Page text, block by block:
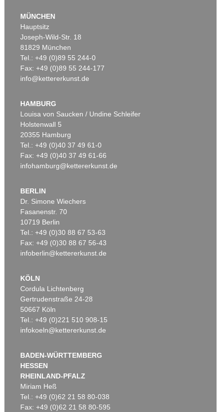
MÜNCHEN
Hauptsitz
Joseph-Wild-Str. 18
81829 München
Tel.: +49 (0)89 55 244-0
Fax: +49 (0)89 55 244-177
info@kettererkunst.de
HAMBURG
Louisa von Saucken / Undine Schleifer
Holstenwall 5
20355 Hamburg
Tel.: +49 (0)40 37 49 61-0
Fax: +49 (0)40 37 49 61-66
infohamburg@kettererkunst.de
BERLIN
Dr. Simone Wiechers
Fasanenstr. 70
10719 Berlin
Tel.: +49 (0)30 88 67 53-63
Fax: +49 (0)30 88 67 56-43
infoberlin@kettererkunst.de
KÖLN
Cordula Lichtenberg
Gertrudenstraße 24-28
50667 Köln
Tel.: +49 (0)221 510 908-15
infokoeln@kettererkunst.de
BADEN-WÜRTTEMBERG
HESSEN
RHEINLAND-PFALZ
Miriam Heß
Tel.: +49 (0)62 21 58 80-038
Fax: +49 (0)62 21 58 80-595